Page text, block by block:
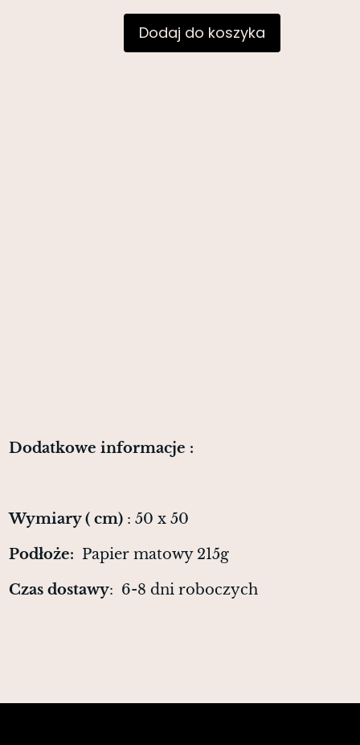
Dodaj do koszyka
Dodatkowe informacje :
Wymiary ( cm) : 50 x 50
Podłoże: Papier matowy 215g
Czas dostawy: 6-8 dni roboczych